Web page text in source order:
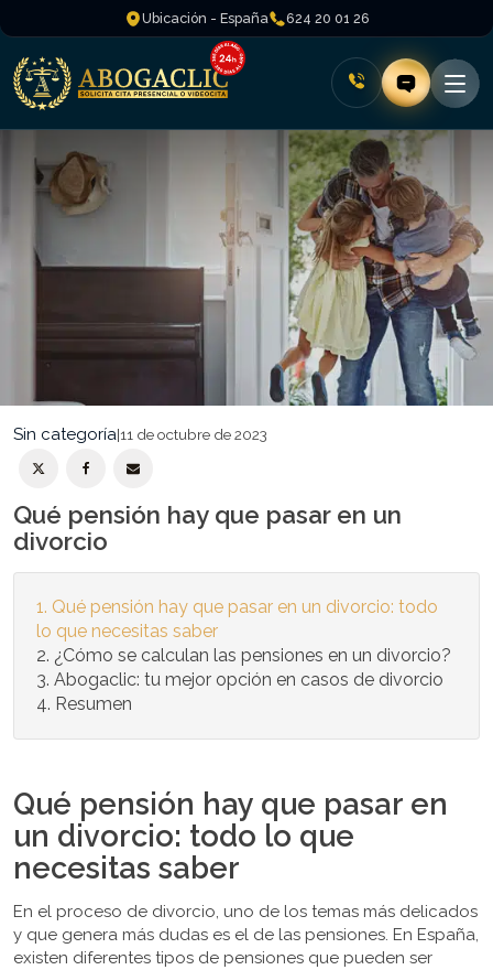
Ubicación - España 624 20 01 26
Sin categoría|11 de octubre de 2023
Qué pensión hay que pasar en un
divorcio
Qué pensión hay que pasar en un divorcio: todo
lo que necesitas saber
¿Cómo se calculan las pensiones en un divorcio?
Abogaclic: tu mejor opción en casos de divorcio
Resumen
Qué pensión hay que pasar en
un divorcio: todo lo que
necesitas saber
En el proceso de divorcio, uno de los temas más delicados
y que genera más dudas es el de las pensiones. En España,
existen diferentes tipos de pensiones que pueden ser